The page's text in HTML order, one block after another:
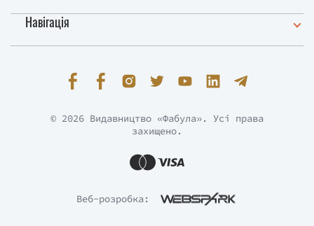
Навігація
Веб-розробка:
© 2026 Видавництво «Фабула». Усі права
захищено.